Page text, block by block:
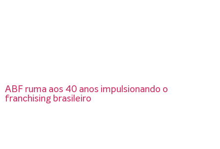
ABF ruma aos 40 anos impulsionando o
franchising brasileiro